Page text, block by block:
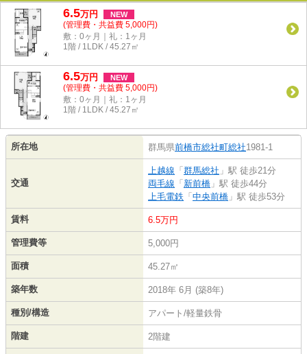
6.5万円 NEW
(管理費・共益費 5,000円)
敷：0ヶ月｜礼：1ヶ月
1階 / 1LDK / 45.27㎡
6.5万円 NEW
(管理費・共益費 5,000円)
敷：0ヶ月｜礼：1ヶ月
1階 / 1LDK / 45.27㎡
所在地 群馬県前橋市総社町総社1981-1
交通
上越線 「 群馬総社 」駅 徒歩21分
両毛線 「 新前橋 」駅 徒歩44分
上毛電鉄 「 中央前橋 」駅 徒歩53分
賃料 6.5万円
管理費等 5,000円
面積 45.27㎡
築年数 2018年 6月 (築8年)
種別/構造 アパート/軽量鉄骨
階建 2階建